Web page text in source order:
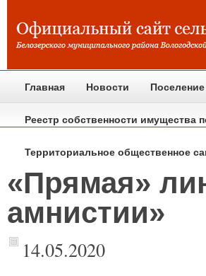
Главная Новости Поселение
Реестр собственности имущества
Территориальное общественное
«Прямая»
амнистии»
14.05.2020